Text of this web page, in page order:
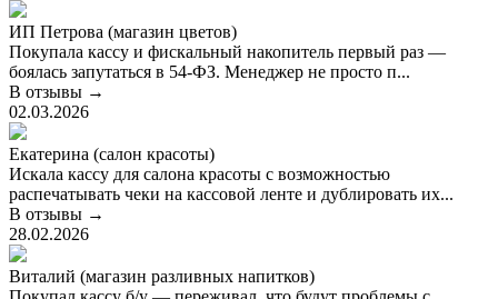
ИП Петрова (магазин цветов)
Покупала кассу и фискальный накопитель первый раз —
боялась запутаться в 54-ФЗ. Менеджер не просто п...
В отзывы →
02.03.2026
Екатерина (салон красоты)
Искала кассу для салона красоты с возможностью
распечатывать чеки на кассовой ленте и дублировать их...
В отзывы →
28.02.2026
Виталий (магазин разливных напитков)